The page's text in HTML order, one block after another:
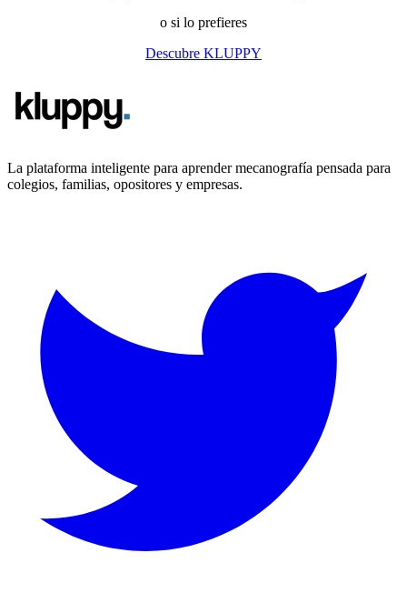
o si lo prefieres
Descubre KLUPPY
La plataforma inteligente para aprender mecanografía pensada para
colegios, familias, opositores y empresas.